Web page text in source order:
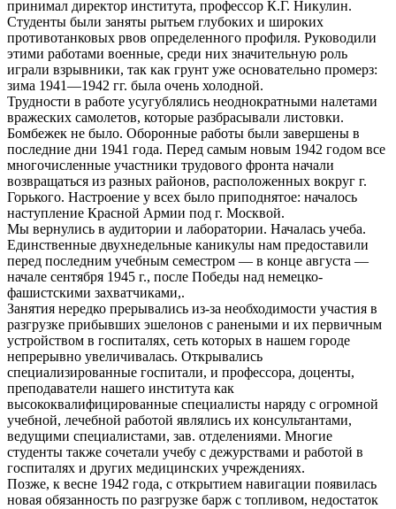
принимал директор института, профессор К.Г. Никулин.
Студенты были заняты рытьем глубоких и широких
противотанковых рвов определенного профиля. Руководили
этими работами военные, среди них значительную роль
играли взрывники, так как грунт уже основательно промерз:
зима 1941—1942 гг. была очень холодной.
Трудности в работе усугублялись неоднократными налетами
вражеских самолетов, которые разбрасывали листовки.
Бомбежек не было. Оборонные работы были завершены в
последние дни 1941 года. Перед самым новым 1942 годом все
многочисленные участники трудового фронта начали
возвращаться из разных районов, расположенных вокруг г.
Горького. Настроение у всех было приподнятое: началось
наступление Красной Армии под г. Москвой.
Мы вернулись в аудитории и лаборатории. Началась учеба.
Единственные двухнедельные каникулы нам предоставили
перед последним учебным семестром — в конце августа —
начале сентября 1945 г., после Победы над немецко-
фашистскими захватчиками,.
Занятия нередко прерывались из-за необходимости участия в
разгрузке прибывших эшелонов с ранеными и их первичным
устройством в госпиталях, сеть которых в нашем городе
непрерывно увеличивалась. Открывались
специализированные госпитали, и профессора, доценты,
преподаватели нашего института как
высококвалифицированные специалисты наряду с огромной
учебной, лечебной работой являлись их консультантами,
ведущими специалистами, зав. отделениями. Многие
студенты также сочетали учебу с дежурствами и работой в
госпиталях и других медицинских учреждениях.
Позже, к весне 1942 года, с открытием навигации появилась
новая обязанность по разгрузке барж с топливом, недостаток